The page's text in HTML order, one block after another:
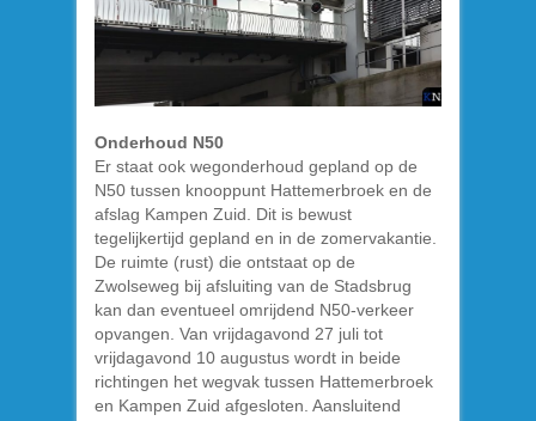
Onderhoud N50
Er staat ook wegonderhoud gepland op de
N50 tussen knooppunt Hattemerbroek en de
afslag Kampen Zuid. Dit is bewust
tegelijkertijd gepland en in de zomervakantie.
De ruimte (rust) die ontstaat op de
Zwolseweg bij afsluiting van de Stadsbrug
kan dan eventueel omrijdend N50-verkeer
opvangen. Van vrijdagavond 27 juli tot
vrijdagavond 10 augustus wordt in beide
richtingen het wegvak tussen Hattemerbroek
en Kampen Zuid afgesloten. Aansluitend